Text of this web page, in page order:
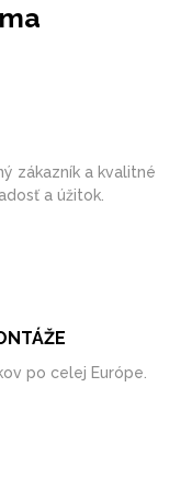
zákazník a kvalitné
a úžitok.
po celej Európe.